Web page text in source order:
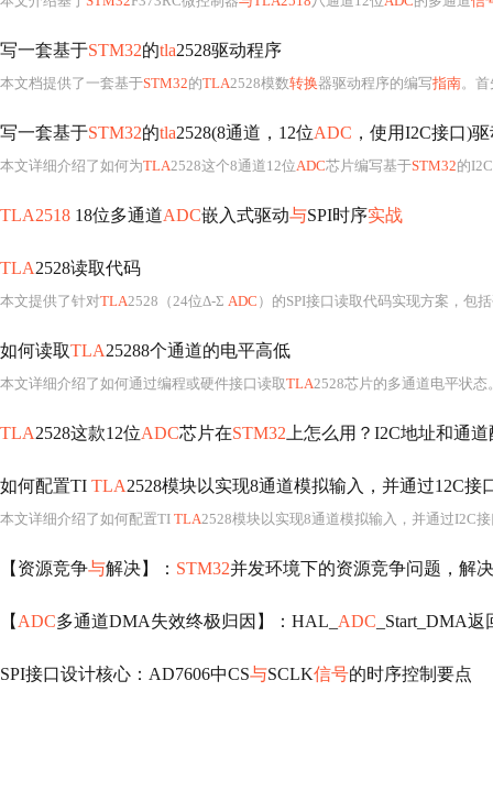
写一套基于STM32的tla2528驱动程序
本文档提供了一套基于STM32的TLA2528模数转换器驱动程序的编写指南。
写一套基于STM32的tla2528(8通道，12位ADC ，使用I2C接口)
本文详细介绍了如何为TLA2528这个8通道12位ADC芯片编写基于STM32的I2C驱动程序。内
TLA2518 18位多通道ADC嵌入式驱动与SPI时序实战
TLA2528读取代码
本文提供了针对TLA2528（24位Δ-Σ ADC ）的SPI接口读取代码实现方案，包括硬件连接配置、SPI
如何读取TLA25288个通道的电平高低
本文详细介绍了如何通过编程或硬件接口读取TLA2528芯片的多通道电平状态
TLA2528这款12位ADC芯片在STM32 上怎么用？I2C地址和通
如何配置TI TLA2528模块以实现8通道模拟输入，并通过12C接
本文详细介绍了如何配置TI TLA2528模块以实现8通道模拟输入，并通过I2C接口读取数据。首先，硬件连接部分包括电源电压、I2C
【资源竞争与解决】： STM32并发环境下的资源竞争问题，解
【 ADC多通道DMA失效终极归因】：HAL_ ADC _Start_DMA返
SPI接口设计核心：AD7606中CS与SCLK信号的时序控制要点